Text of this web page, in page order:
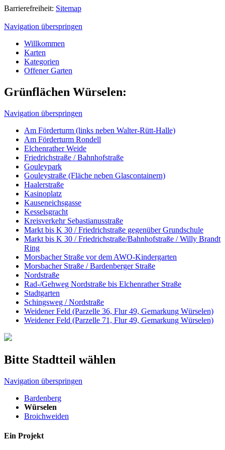
Barrierefreiheit: Sitemap
Navigation überspringen
Willkommen
Karten
Kategorien
Offener Garten
Grünflächen Würselen:
Navigation überspringen
Am Förderturm (links neben Walter-Rütt-Halle)
Am Förderturm Rondell
Elchenrather Weide
Friedrichstraße / Bahnhofstraße
Gouleypark
Gouleystraße (Fläche neben Glascontainern)
Haalerstraße
Kasinoplatz
Kauseneichsgasse
Kesselsgracht
Kreisverkehr Sebastianusstraße
Markt bis K 30 / Friedrichstraße gegenüber Grundschule
Markt bis K 30 / Friedrichstraße/Bahnhofstraße / Willy Brandt
Ring
Morsbacher Straße vor dem AWO-Kindergarten
Morsbacher Straße / Bardenberger Straße
Nordstraße
Rad-/Gehweg Nordstraße bis Elchenrather Straße
Stadtgarten
Schingsweg / Nordstraße
Weidener Feld (Parzelle 36, Flur 49, Gemarkung Würselen)
Weidener Feld (Parzelle 71, Flur 49, Gemarkung Würselen)
Bitte Stadtteil wählen
Navigation überspringen
Bardenberg
Würselen
Broichweiden
Ein Projekt